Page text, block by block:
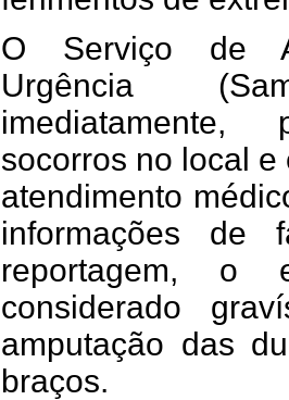
O Serviço de
Urgência
socorros no local
atendimento
informações de
reportagem, o
considerado
amputação das
braços.